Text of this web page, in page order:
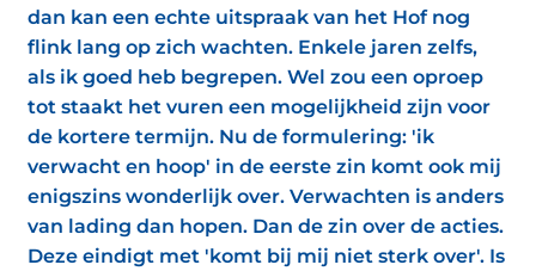
dan kan een echte uitspraak van het Hof nog
flink lang op zich wachten. Enkele jaren zelfs,
als ik goed heb begrepen. Wel zou een oproep
tot staakt het vuren een mogelijkheid zijn voor
de kortere termijn. Nu de formulering: 'ik
verwacht en hoop' in de eerste zin komt ook mij
enigszins wonderlijk over. Verwachten is anders
van lading dan hopen. Dan de zin over de acties.
Deze eindigt met 'komt bij mij niet sterk over'. Is